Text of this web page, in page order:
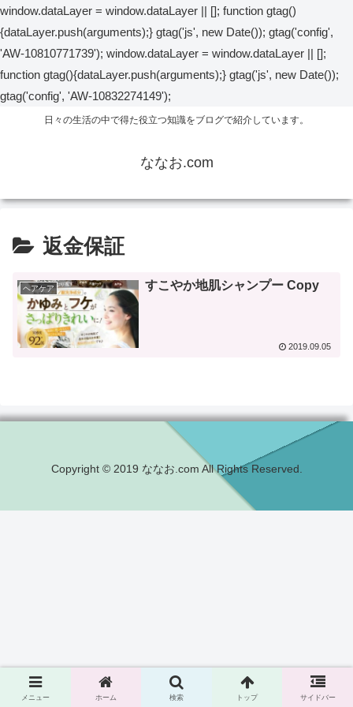
window.dataLayer = window.dataLayer || []; function gtag()
{dataLayer.push(arguments);} gtag('js', new Date()); gtag('config',
'AW-10810771739'); window.dataLayer = window.dataLayer || [];
function gtag(){dataLayer.push(arguments);} gtag('js', new Date());
gtag('config', 'AW-10832274149');
日々の生活の中で得た役立つ知識をブログで紹介しています。
ななお.com
返金保証
ヘアケア すこやか地肌シャンプー Copy
2019.09.05
Copyright © 2019 ななお.com All Rights Reserved.
メニュー ホーム 検索 トップ サイドバー